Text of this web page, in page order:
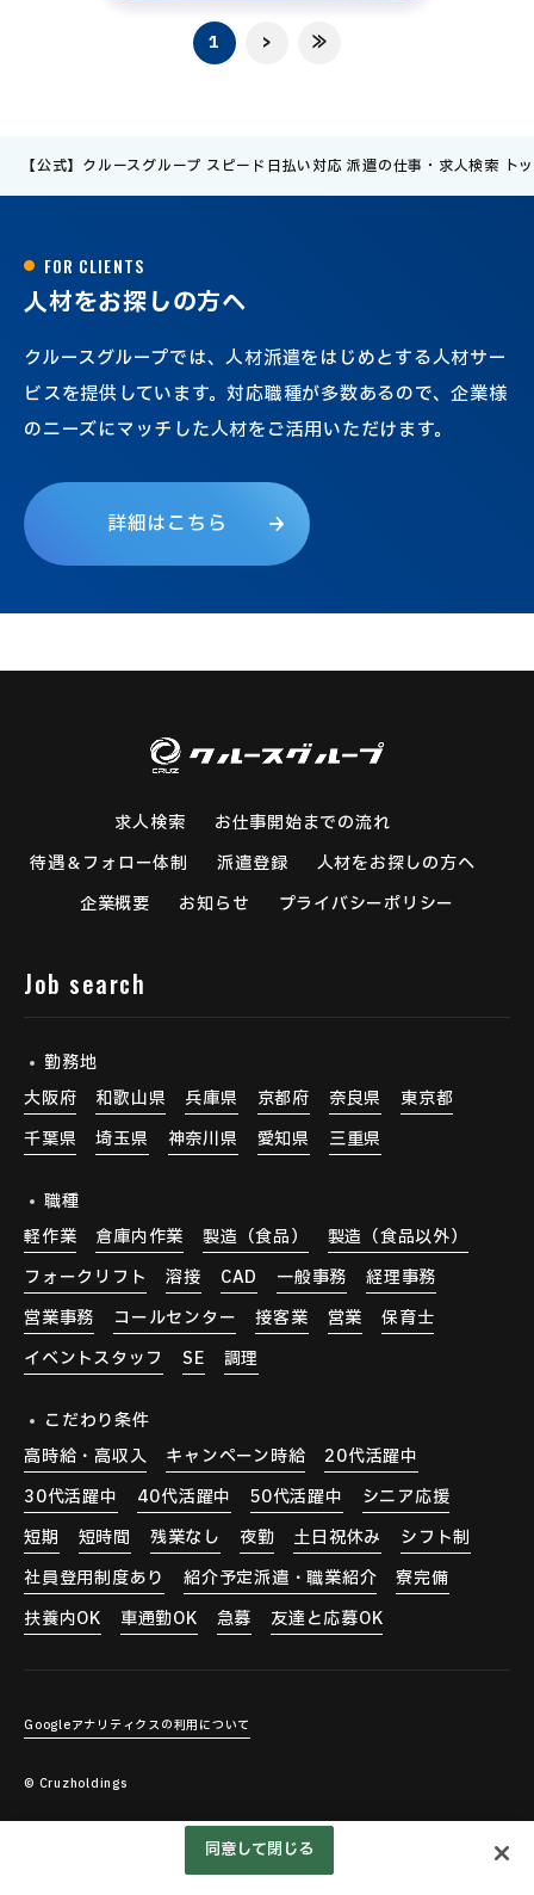
1 > ≫
【公式】クルースグループ スピード日払い対応 派遣の仕事・求人検索 ト
FOR CLIENTS
人材をお探しの方へ
クルースグループでは、人材派遣をはじめとする人材サー
ビスを提供しています。対応職種が多数あるので、企業様
のニーズにマッチした人材をご活用いただけます。
詳細はこち ら
求人検索
お仕事開始までの流れ
待遇＆フォロー体制
派遣登録
人材をお探しの方へ
企業概要
お知らせ プライバシーポリシー
Job search
勤務地
大阪府
和歌山県 兵庫県 京都府 奈良県
東京都
千葉県
埼玉県 神奈川県 愛知県 三重県
職種
軽作業
倉庫内作業 製造（食品）
製造（食品以外）
フォークリフト
溶接 CAD 一般事務
経理事務
営業事務
コールセンター 接客業 営業
保育士
イベントスタッフ
SE 調理
こだわり条件
高時給・高収入
キャンペーン時給
20代活躍中
30代活躍中
40代活躍中 50代活躍中
シニア応援
短期
短時間 残業なし 夜勤 土日祝休み
シフト制
社員登用制度あり
紹介予定派遣・職業紹介
寮完備
扶養内OK
車通勤OK 急募 友達と応募OK
© Cruzholdings
Googleアナリティクスの利用について
同意して閉じる